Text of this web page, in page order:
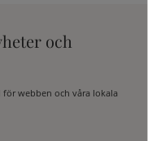
och
webben och våra lokala